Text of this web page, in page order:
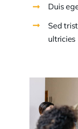
Duis
Sed
ultricies